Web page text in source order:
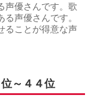
声優さんです。歌
声優さんです。
ることが得意な声
～４４位